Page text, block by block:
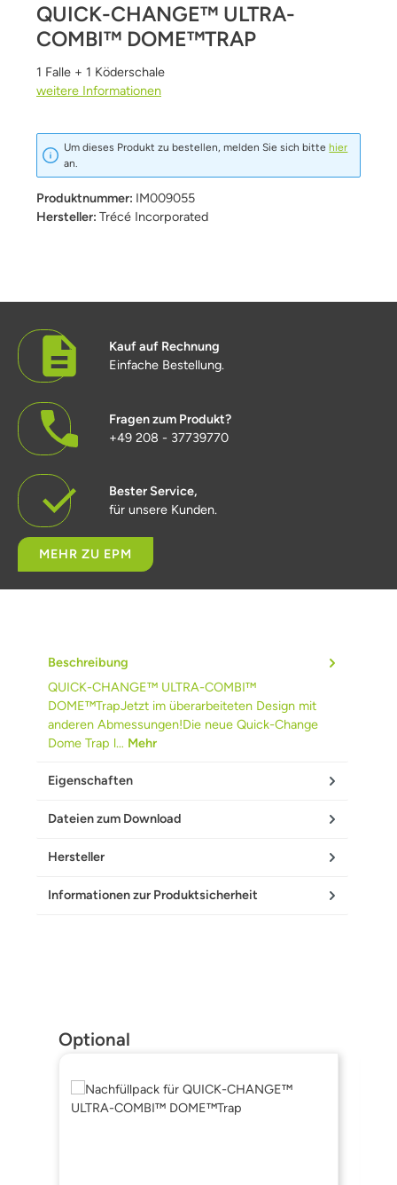
QUICK-CHANGE™ ULTRA-
COMBI™ DOME™TRAP
1 Falle + 1 Köderschale
weitere Informationen
Um dieses Produkt zu bestellen, melden Sie sich bitte hier
an.
Produktnummer: IM009055
Hersteller: Trécé Incorporated
Kauf auf Rechnung
Einfache Bestellung.
Fragen zum Produkt?
+49 208 - 37739770
Bester Service,
für unsere Kunden.
MEHR ZU EPM
Beschreibung
QUICK-CHANGE™ ULTRA-COMBI™
DOME™TrapJetzt im überarbeiteten Design mit
anderen Abmessungen!Die neue Quick-Change
Dome Trap l… Mehr
Eigenschaften
Dateien zum Download
Hersteller
Informationen zur Produktsicherheit
Produktgalerie überspringen
Optional